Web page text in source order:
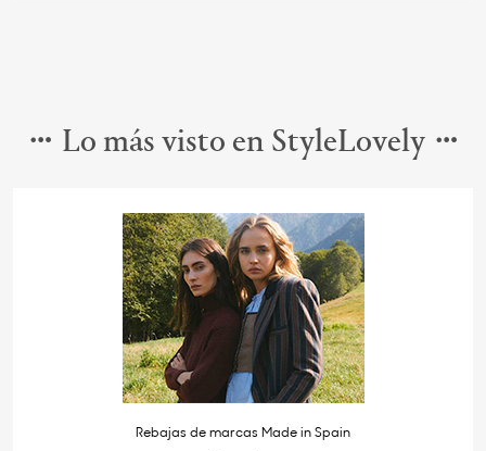
Lo más visto en StyleLovely
Rebajas de marcas Made in Spain